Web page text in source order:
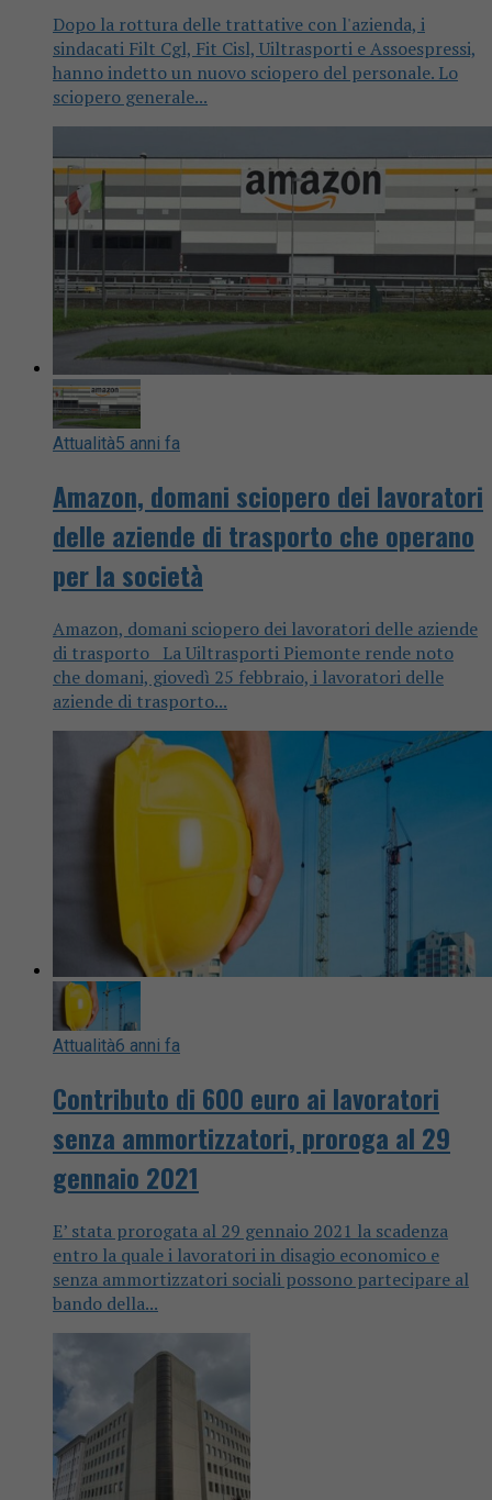
Dopo la rottura delle trattative con l'azienda, i
sindacati Filt Cgl, Fit Cisl, Uiltrasporti e Assoespressi,
hanno indetto un nuovo sciopero del personale. Lo
sciopero generale...
Attualità5 anni fa
Amazon, domani sciopero dei lavoratori
delle aziende di trasporto che operano
per la società
Amazon, domani sciopero dei lavoratori delle aziende
di trasporto La Uiltrasporti Piemonte rende noto
che domani, giovedì 25 febbraio, i lavoratori delle
aziende di trasporto...
Attualità6 anni fa
Contributo di 600 euro ai lavoratori
senza ammortizzatori, proroga al 29
gennaio 2021
E’ stata prorogata al 29 gennaio 2021 la scadenza
entro la quale i lavoratori in disagio economico e
senza ammortizzatori sociali possono partecipare al
bando della...